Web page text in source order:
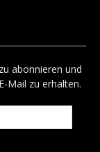
abonnieren und
Mail zu erhalten.